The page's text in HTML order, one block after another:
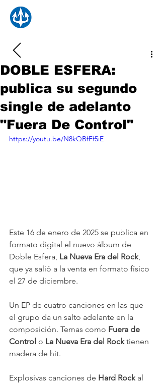
DOBLE ESFERA:
publica su segundo
single de adelanto
"Fuera De Control"
https://youtu.be/N8kQBfFf5iE
Este 16 de enero de 2025 se publica en
formato digital el nuevo álbum de
Doble Esfera, La Nueva Era del Rock
que ya salió a la venta en formato físico
el 27 de diciembre.
Un EP de cuatro canciones en las que
el grupo da un salto adelante en la
composición. Temas como Fuera de
Control o La Nueva Era del Rock tienen
madera de hit.
Explosivas canciones de Hard Rock al